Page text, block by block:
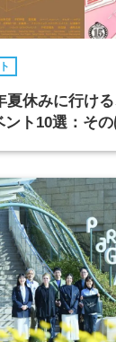
夏休みに行け
ント10選：そ